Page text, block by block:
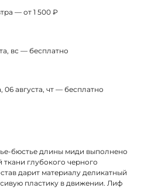
— от 1 500 ₽
вс — бесплатно
06 августа, чт — бесплатно
бюстье длины миди выполнено
глубокого черного
дарит материалу деликатный
пластику в движении. Лиф